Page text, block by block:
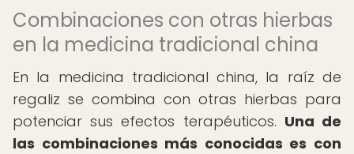
Combinaciones con otras hierbas
en la medicina tradicional china
En la medicina tradicional china, la raíz de
regaliz se combina con otras hierbas para
potenciar sus efectos terapéuticos. Una de
las combinaciones más conocidas es con